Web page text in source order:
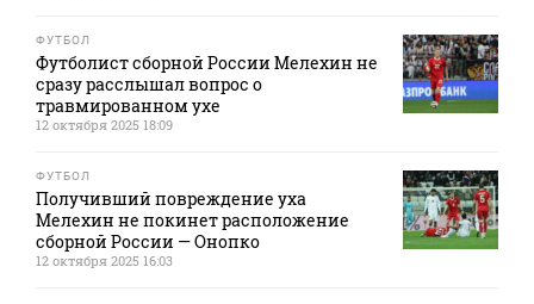
ФУТБОЛ
Футболист сборной России Мелехин не
сразу расслышал вопрос о
травмированном ухе
12 октября 2025 18:09
ФУТБОЛ
Получивший повреждение уха
Мелехин не покинет расположение
сборной России — Онопко
12 октября 2025 16:03